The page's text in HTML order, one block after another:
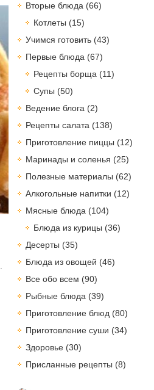
Вторые блюда (66)
Котлеты (15)
Учимся готовить (43)
Первые блюда (67)
Рецепты борща (11)
Супы (50)
Ведение блога (2)
Рецепты салата (138)
Приготовление пиццы (12)
Маринады и соленья (25)
Полезные материалы (62)
Алкогольные напитки (12)
Мясные блюда (104)
Блюда из курицы (36)
Десерты (35)
Блюда из овощей (46)
Все обо всем (90)
Рыбные блюда (39)
Приготовление блюд (80)
Приготовление суши (34)
Здоровье (30)
Присланные рецепты (8)